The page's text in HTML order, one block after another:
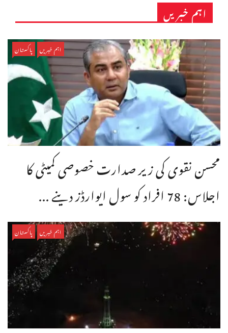
اہم خبریں
اہم خبریں پاکستان
محسن نقوی کی زیر صدارت خصوصی کمیٹی کا
اجلاس: 78 افراد کو سول ایوارڈز دینے ...
اہم خبریں پاکستان